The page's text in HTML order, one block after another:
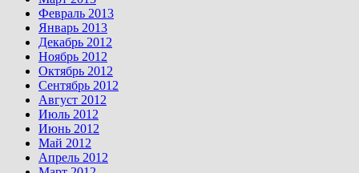
Февраль 2013
Январь 2013
Декабрь 2012
Ноябрь 2012
Октябрь 2012
Сентябрь 2012
Август 2012
Июль 2012
Июнь 2012
Май 2012
Апрель 2012